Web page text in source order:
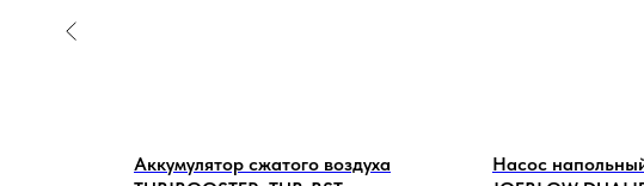
Аккумулятор сжатого воздуха
Насос